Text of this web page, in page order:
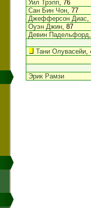
Уил Трэпп, 76
Сан Бин Чон, 77
Джефферсон Диас,
Оуэн Джин, 87
Девин Падельфорд
Тани Олувасейи,
Эрик Рамзи